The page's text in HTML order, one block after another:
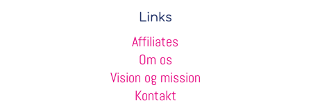
Links
Affiliates
Om os
Vision og mission
Kontakt